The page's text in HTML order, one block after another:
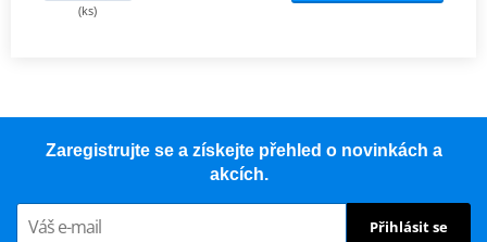
(ks)
Zaregistrujte se a získejte přehled o novinkách a
akcích.
Přihlásit se